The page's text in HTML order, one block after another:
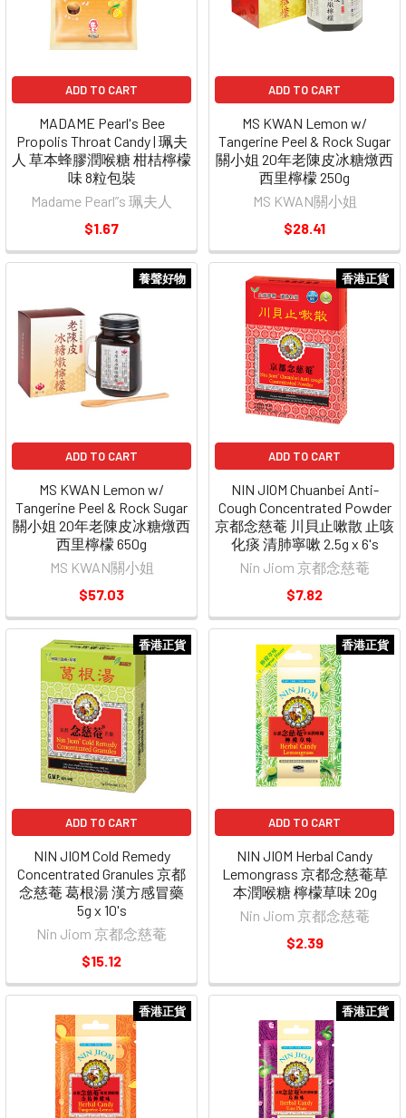
ADD TO CART
MADAME Pearl's Bee
Propolis Throat Candy | 珮夫
人 草本蜂膠潤喉糖 柑桔檸檬
味 8粒包裝
Madame Pearl”s 珮夫人
$1.67
ADD TO CART
MS KWAN Lemon w/
Tangerine Peel & Rock Sugar
關小姐 20年老陳皮冰糖燉西
西里檸檬 250g
MS KWAN關小姐
$28.41
養聲好物
ADD TO CART
MS KWAN Lemon w/
Tangerine Peel & Rock Sugar
關小姐 20年老陳皮冰糖燉西
西里檸檬 650g
MS KWAN關小姐
$57.03
香港正貨
ADD TO CART
NIN JIOM Chuanbei Anti-
Cough Concentrated Powder
京都念慈菴 川貝止嗽散 止咳
化痰 清肺寧嗽 2.5g x 6's
Nin Jiom 京都念慈菴
$7.82
香港正貨
ADD TO CART
NIN JIOM Cold Remedy
Concentrated Granules 京都
念慈菴 葛根湯 漢方感冒藥
5g x 10's
Nin Jiom 京都念慈菴
$15.12
香港正貨
ADD TO CART
NIN JIOM Herbal Candy
Lemongrass 京都念慈菴草
本潤喉糖 檸檬草味 20g
Nin Jiom 京都念慈菴
$2.39
香港正貨 香港正貨